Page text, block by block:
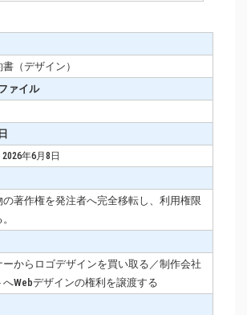
（デザイン）
ァイル
年6月8日
著作権を発注者へ完全移転し、利用権限
からロゴデザインを買い取る／制作会社
Webデザインの権利を譲渡する